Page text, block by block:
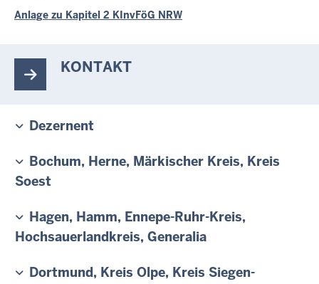
Anlage zu Kapitel 2 KInvFöG NRW
KONTAKT
Dezernent
Bochum, Herne, Märkischer Kreis, Kreis
Soest
Hagen, Hamm, Ennepe-Ruhr-Kreis,
Hochsauerlandkreis, Generalia
Dortmund, Kreis Olpe, Kreis Siegen-